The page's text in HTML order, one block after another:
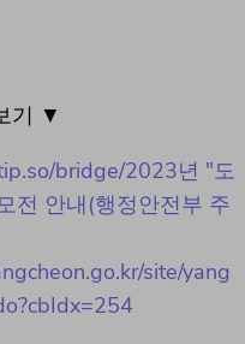
기 ▼
bridge/2023년 "도
전 안내(행정안전부 주
site/yang